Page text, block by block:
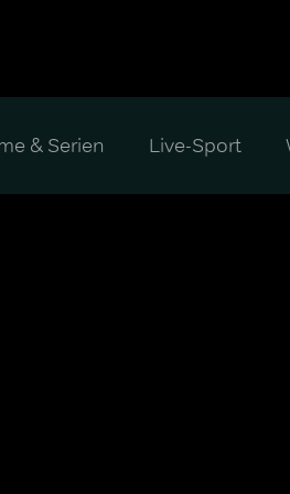
& Serien Live-Sport